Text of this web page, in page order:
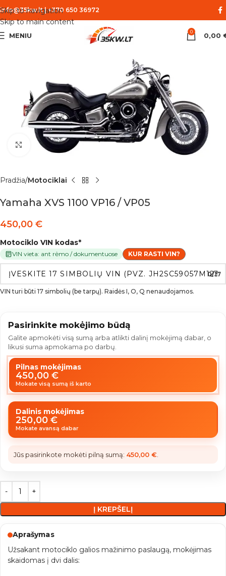
Skip to navigation
Skip to main content
info@35kw.lt|+370 650 36972
MENIU 0 0,00
Spustelėkite norėdami padidinti
Pradžia Motociklai
Yamaha XVS 1100 VP16 / VP05
450,00 €
Motociklo VIN kodas*
VIN vieta: ant rėmo / dokumentuose KUR RASTI VIN?
0/17
VIN turi būti 17 simbolių (be tarpų). Raidės I, O, Q nenaudojamos.
Pasirinkite mokėjimo būdą
Galite apmokėti visą sumą arba atlikti dalinį mokėjimą dabar, o
likusi suma apmokama po darbų.
Pilnas mokėjimas
450,00€
Mokate visą sumą iš karto
Dalinis mokėjimas
250,00€
Mokate avansą dabar
Jūs pasirinkote mokėti pilną sumą: 450,00 €
Į KREPŠELĮ
Aprašymas
Užsakant motociklo galios mažinimo paslaugą, mokėjimas
skaidomas į dvi dalis: